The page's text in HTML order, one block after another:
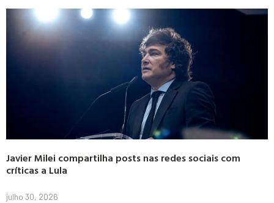
Javier Milei compartilha posts nas redes sociais com
críticas a Lula
julho 30, 2026